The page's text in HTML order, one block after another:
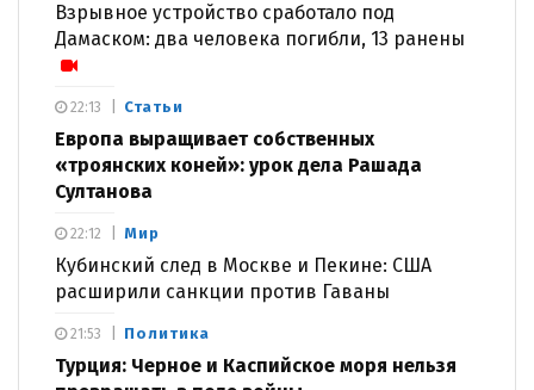
Взрывное устройство сработало под
Дамаском: два человека погибли, 13 ранены
Статьи
Европа выращивает собственных
«троянских коней»: урок дела Рашада
Султанова
22:13
Мир
Кубинский след в Москве и Пекине: США
расширили санкции против Гаваны
22:12
Политика
Турция: Черное и Каспийское моря нельзя
21:53